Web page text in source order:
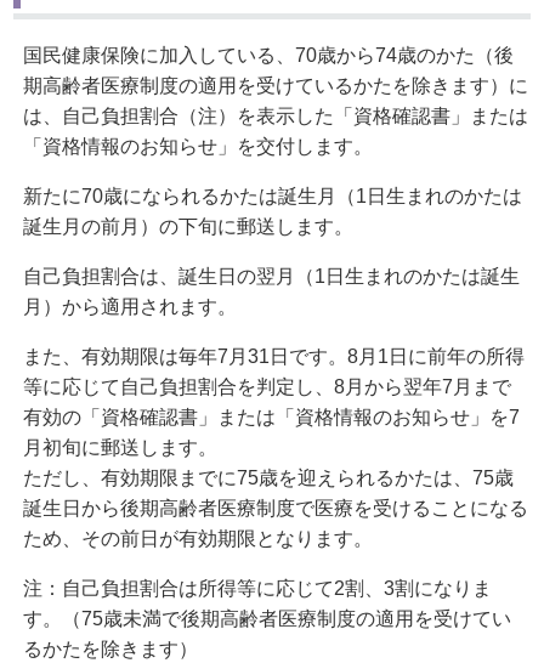
国民健康保険に加入している、70歳から74歳のかた（後
期高齢者医療制度の適用を受けているかたを除きます）に
は、自己負担割合（注）を表示した「資格確認書」または
「資格情報のお知らせ」を交付します。
新たに70歳になられるかたは誕生月（1日生まれのかたは
誕生月の前月）の下旬に郵送します。
自己負担割合は、誕生日の翌月（1日生まれのかたは誕生
月）から適用されます。
また、有効期限は毎年7月31日です。8月1日に前年の所得
等に応じて自己負担割合を判定し、8月から翌年7月まで
有効の「資格確認書」または「資格情報のお知らせ」を7
月初旬に郵送します。
ただし、有効期限までに75歳を迎えられるかたは、75歳
誕生日から後期高齢者医療制度で医療を受けることになる
ため、その前日が有効期限となります。
注：自己負担割合は所得等に応じて2割、3割になりま
す。（75歳未満で後期高齢者医療制度の適用を受けてい
るかたを除きます）